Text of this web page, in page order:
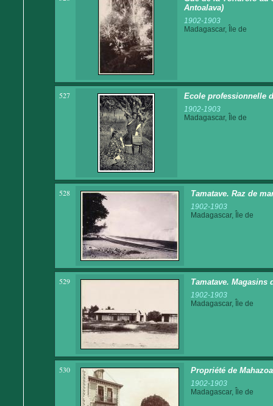
Antoalava)
1902-1903
Madagascar, Île de
527 Ecole professionnelle
1902-1903
Madagascar, Île de
528 Tamatave. Raz de
1902-1903
Madagascar, Île de
529 Tamatave. Magasins
1902-1903
Madagascar, Île de
530 Propriété de
1902-1903
Madagascar, Île de